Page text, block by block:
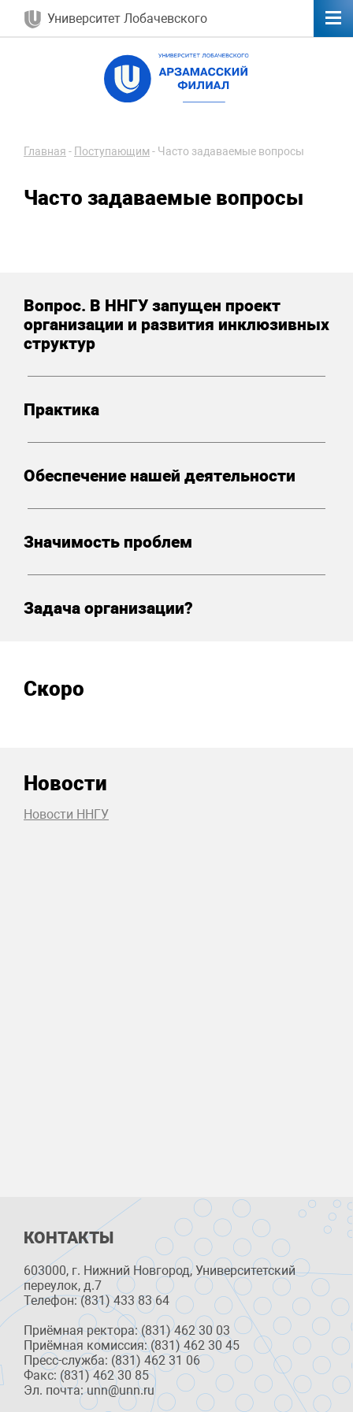
Университет Лобачевского
Главная - Поступающим - Часто задаваемые вопросы
Часто задаваемые вопросы
Вопрос. В ННГУ запущен проект
организации и развития инклюзивных
структур
Практика
Обеспечение нашей деятельности
Значимость проблем
Задача организации?
Скоро
Новости
Новости ННГУ
КОНТАКТЫ
603000, г. Нижний Новгород, Университетский
переулок, д.7
Телефон: (831) 433 83 64
Приёмная ректора: (831) 462 30 03
Приёмная комиссия: (831) 462 30 45
Пресс-служба: (831) 462 31 06
Факс: (831) 462 30 85
Эл. почта: unn@unn.ru